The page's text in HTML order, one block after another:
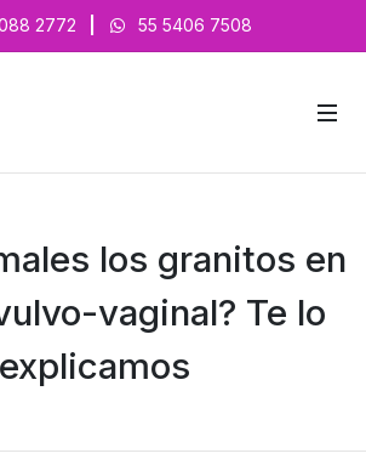
2772 55 5406 7508
los granitos en
vaginal? Te lo
explicamos